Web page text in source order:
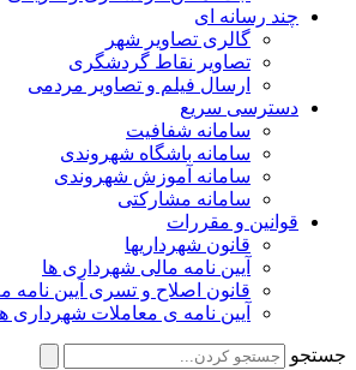
چند رسانه ای
گالری تصاویر شهر
تصاویر نقاط گردشگری
ارسال فیلم و تصاویر مردمی
دسترسی سریع
سامانه شفافیت
سامانه باشگاه شهروندی
سامانه آموزش شهروندی
سامانه مشارکتی
قوانین و مقررات
قانون شهرداریها
آیین نامه مالی شهرداری ها
قانون اصلاح و تسری آیین نامه
آیین نامه ی معاملات شهرداری
جستجو